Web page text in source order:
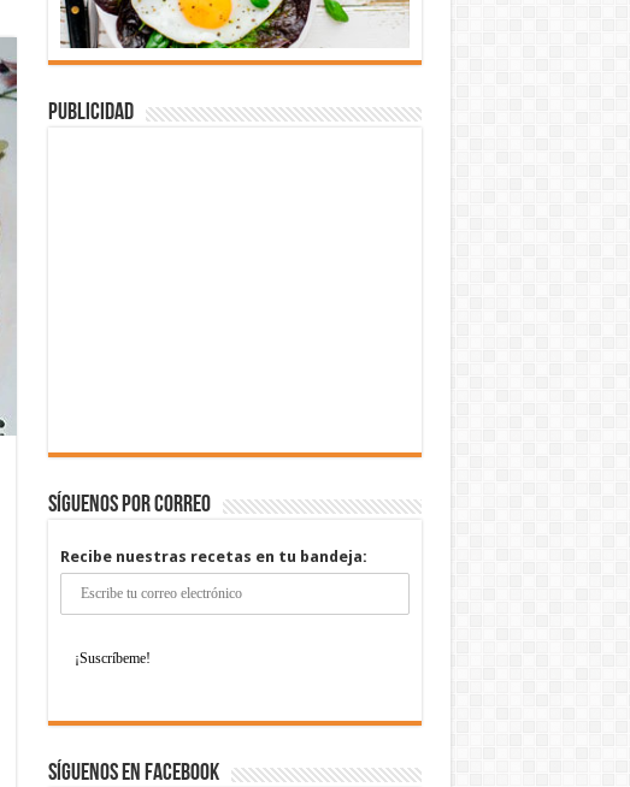
Publicidad
Síguenos por correo
Recibe nuestras recetas en tu bandeja:
Síguenos en Facebook